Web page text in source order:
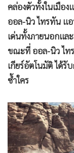
คล่องตัวทั้งในเมือง
ออล-นิว ไทรทัน แ
เด่นทั้งภายนอกแล
ขณะที่ ออล-นิว ไท
เกียร์อัตโนมัติ ได้รั
ซ้ำใคร